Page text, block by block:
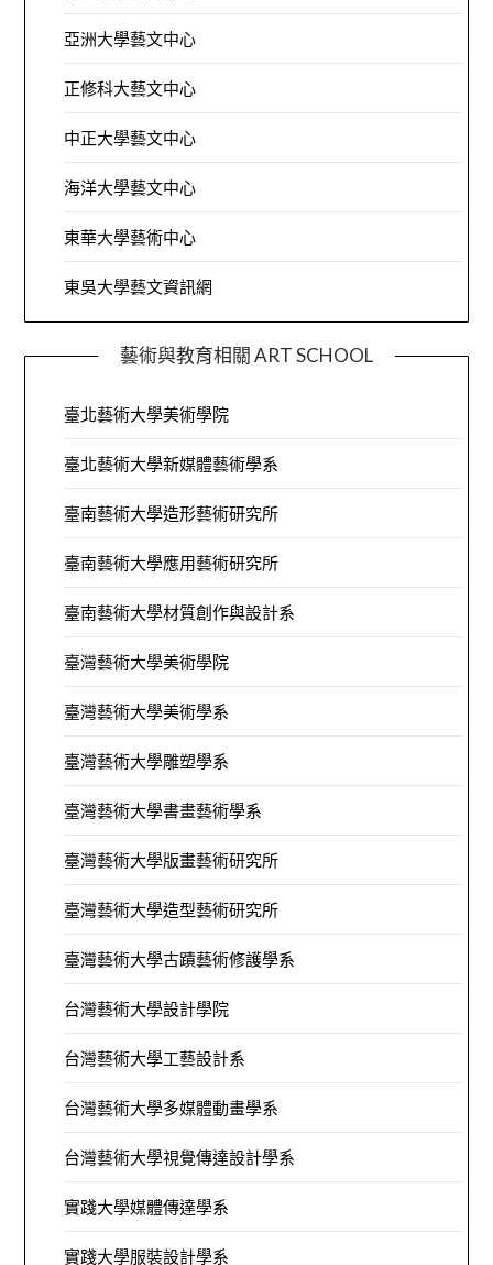
亞洲大學藝文中心
正修科大藝文中心
中正大學藝文中心
海洋大學藝文中心
東華大學藝術中心
東吳大學藝文資訊網
藝術與教育相關 ART SCHOOL
臺北藝術大學美術學院
臺北藝術大學新媒體藝術學系
臺南藝術大學造形藝術研究所
臺南藝術大學應用藝術研究所
臺南藝術大學材質創作與設計系
臺灣藝術大學美術學院
臺灣藝術大學美術學系
臺灣藝術大學雕塑學系
臺灣藝術大學書畫藝術學系
臺灣藝術大學版畫藝術研究所
臺灣藝術大學造型藝術研究所
臺灣藝術大學古蹟藝術修護學系
台灣藝術大學設計學院
台灣藝術大學工藝設計系
台灣藝術大學多媒體動畫學系
台灣藝術大學視覺傳達設計學系
實踐大學媒體傳達學系
實踐大學服裝設計學系